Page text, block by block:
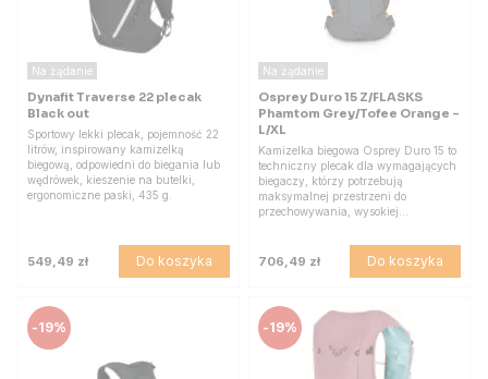
Na żądanie
Dynafit Traverse 22 plecak
Black out
Sportowy lekki plecak, pojemność 22
litrów, inspirowany kamizelką
biegową, odpowiedni do biegania lub
wędrówek, kieszenie na butelki,
ergonomiczne paski, 435 g.
549,49 zł Do koszyka
Na żądanie
Osprey Duro 15 Z/FLASKS
Phamtom Grey/Tofee Orange -
L/XL
Kamizelka biegowa Osprey Duro 15 to
techniczny plecak dla wymagających
biegaczy, którzy potrzebują
maksymalnej przestrzeni do
przechowywania, wysokiej…
706,49 zł Do koszyka
-19% -19%